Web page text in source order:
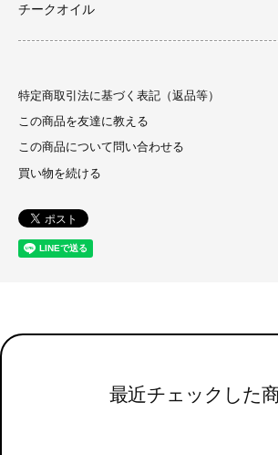
チークオイル
特定商取引法に基づく表記（返品等）
この商品を友達に教える
この商品について問い合わせる
買い物を続ける
最近チェックした